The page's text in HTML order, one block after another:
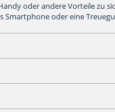
oder andere Vorteile zu
Smartphone oder eine